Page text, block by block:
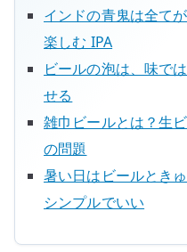
インドの青鬼は全て
楽しむ IPA
ビールの泡は、味で
せる
雑巾ビールとは？生
の問題
暑い日はビールとき
シンプルでいい